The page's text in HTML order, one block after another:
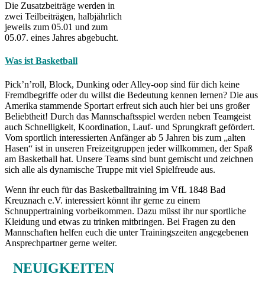
Die Zusatzbeiträge werden in
zwei Teilbeiträgen, halbjährlich
jeweils zum 05.01 und zum
05.07. eines Jahres abgebucht.
Was ist Basketball
Pick’n’roll, Block, Dunking oder Alley-oop sind für dich keine
Fremdbegriffe oder du willst die Bedeutung kennen lernen? Die aus
Amerika stammende Sportart erfreut sich auch hier bei uns großer
Beliebtheit! Durch das Mannschaftsspiel werden neben Teamgeist
auch Schnelligkeit, Koordination, Lauf- und Sprungkraft gefördert.
Vom sportlich interessierten Anfänger ab 5 Jahren bis zum „alten
Hasen“ ist in unseren Freizeitgruppen jeder willkommen, der Spaß
am Basketball hat. Unsere Teams sind bunt gemischt und zeichnen
sich alle als dynamische Truppe mit viel Spielfreude aus.
Wenn ihr euch für das Basketballtraining im VfL 1848 Bad
Kreuznach e.V. interessiert könnt ihr gerne zu einem
Schnuppertraining vorbeikommen. Dazu müsst ihr nur sportliche
Kleidung und etwas zu trinken mitbringen. Bei Fragen zu den
Mannschaften helfen euch die unter Trainingszeiten angegebenen
Ansprechpartner gerne weiter.
NEUIGKEITEN